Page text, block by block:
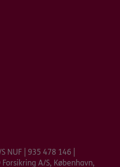
NUF | 935 478 146 |
A/S, København,